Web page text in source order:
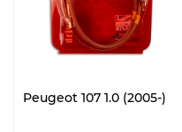
Peugeot 107 1.0 (2005-)